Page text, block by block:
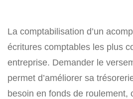
La comptabilisation d’un
écritures comptables les plus
entreprise. Demander le
permet d’améliorer sa
besoin en fonds de roulement,